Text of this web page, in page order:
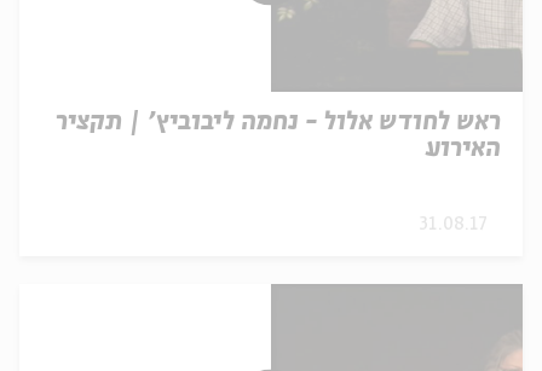
ראש לחודש אלול - נחמה ליבוביץ' | תקציר
האירוע
31.08.17